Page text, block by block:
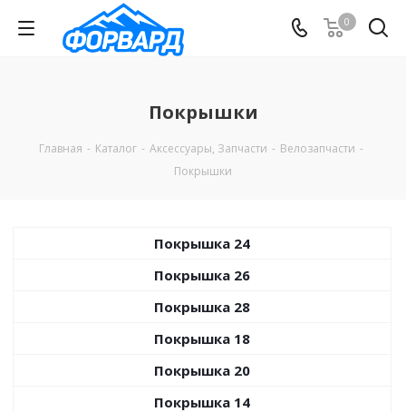
0
Покрышки
Главная - Каталог - Аксессуары, Запчасти - Велозапчасти -
Покрышки
Покрышка 24
Покрышка 26
Покрышка 28
Покрышка 18
Покрышка 20
Покрышка 14